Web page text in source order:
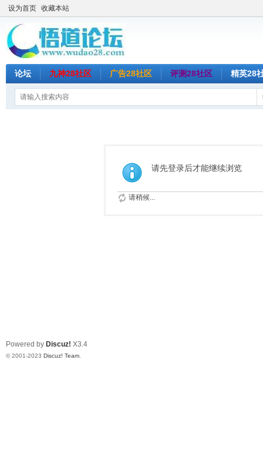
设为首页 收藏本站
论坛 九神28社区 广告28社区 评测28社区 精英28
请先登录后才能继续浏览
请稍候...
Powered by Discuz! X3.4
© 2001-2023 Discuz! Team